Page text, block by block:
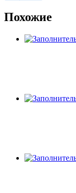
Похожие